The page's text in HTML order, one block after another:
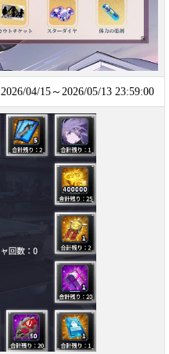
2026/04/15～2026/05/13 23:59:00